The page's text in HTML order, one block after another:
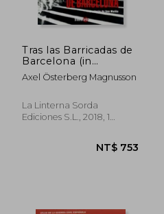
NT$ 1,615
Tras las Barricadas de
Barcelona (in
Spanish)
Axel Österberg Magnusson
La Linterna Sorda
Ediciones S.L., 2018, 1